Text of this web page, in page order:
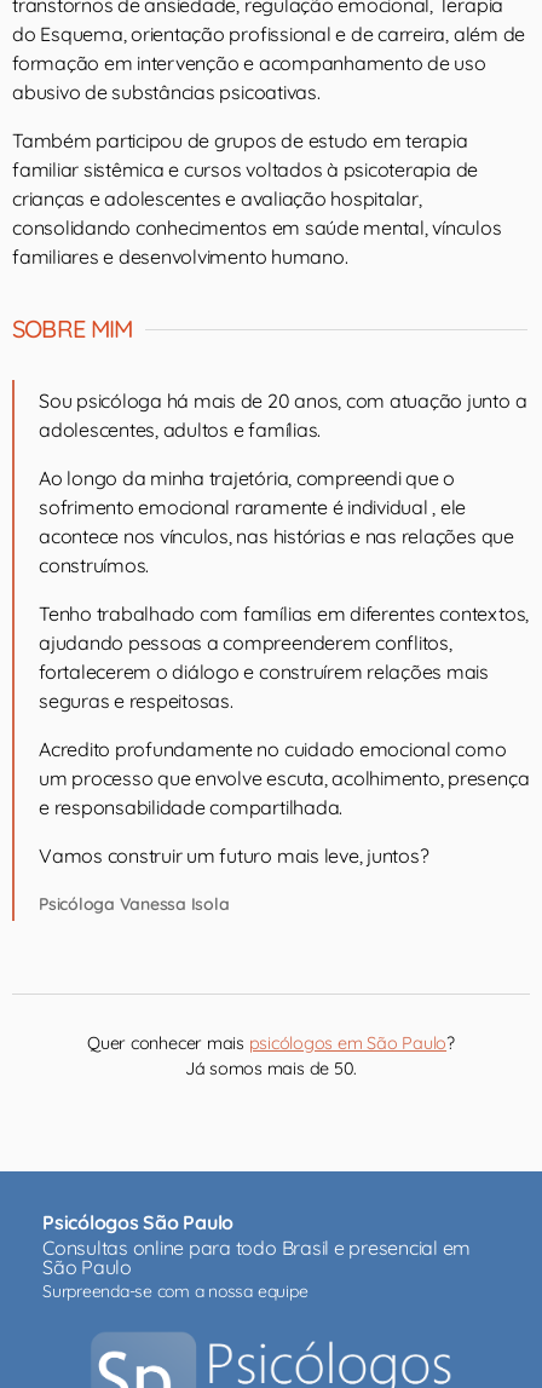
transtornos de ansiedade, regulação emocional, Terapia
do Esquema, orientação profissional e de carreira, além de
formação em intervenção e acompanhamento de uso
abusivo de substâncias psicoativas.
Também participou de grupos de estudo em terapia
familiar sistêmica e cursos voltados à psicoterapia de
crianças e adolescentes e avaliação hospitalar,
consolidando conhecimentos em saúde mental, vínculos
familiares e desenvolvimento humano.
SOBRE MIM
Sou psicóloga há mais de 20 anos, com atuação junto a
adolescentes, adultos e famílias.
Ao longo da minha trajetória, compreendi que o
sofrimento emocional raramente é individual , ele
acontece nos vínculos, nas histórias e nas relações que
construímos.
Tenho trabalhado com famílias em diferentes contextos,
ajudando pessoas a compreenderem conflitos,
fortalecerem o diálogo e construírem relações mais
seguras e respeitosas.
Acredito profundamente no cuidado emocional como
um processo que envolve escuta, acolhimento, presença
e responsabilidade compartilhada.
Vamos construir um futuro mais leve, juntos?
Psicóloga Vanessa Isola
Quer conhecer mais psicólogos em São Paulo?
Já somos mais de 50.
Psicólogos São Paulo
Consultas online para todo Brasil e presencial em
São Paulo
Surpreenda-se com a nossa equipe